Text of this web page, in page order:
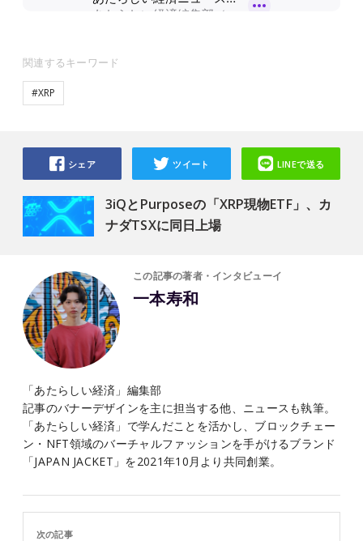
関連するキーワード
#XRP
3iQとPurposeの「XRP現物ETF」、カ
ナダTSXに同日上場
シェア ツイート LINEで送る
この記事の著者・インタビューイ
一本寿和
「あたらしい経済」編集部
記事のバナーデザインを主に担当する他、ニュースも執筆。
「あたらしい経済」で学んだことを活かし、ブロックチェー
ン・NFT領域のバーチャルファッションを手がけるブランド
「JAPAN JACKET」を2021年10月より共同創業。
次の記事